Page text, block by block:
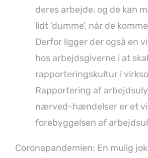
deres arbejde, og de kan
lidt ’dumme’, når de
Derfor ligger der også en
hos arbejdsgiverne i at
rapporteringskultur i
Rapportering af
nærved-hændelser er et
forebyggelsen af
Coronapandemien: En mulig